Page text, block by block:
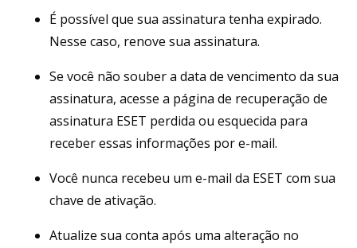
É possível que sua assinatura tenha expirado.
Nesse caso, renove sua assinatura.
Se você não souber a data de vencimento da sua
assinatura, acesse a página de recuperação de
assinatura ESET perdida ou esquecida para
receber essas informações por e-mail.
Você nunca recebeu um e-mail da ESET com sua
chave de ativação.
Atualize sua conta após uma alteração no